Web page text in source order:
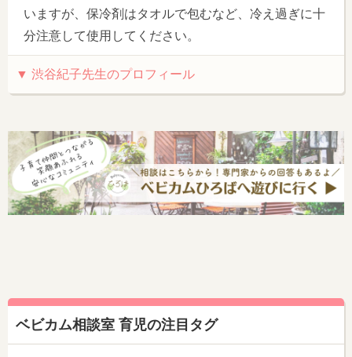
いますが、保冷剤はタオルで包むなど、冷え過ぎに十
分注意して使用してください。
▼ 渋谷紀子先生のプロフィール
ベビカム相談室 育児の注目タグ